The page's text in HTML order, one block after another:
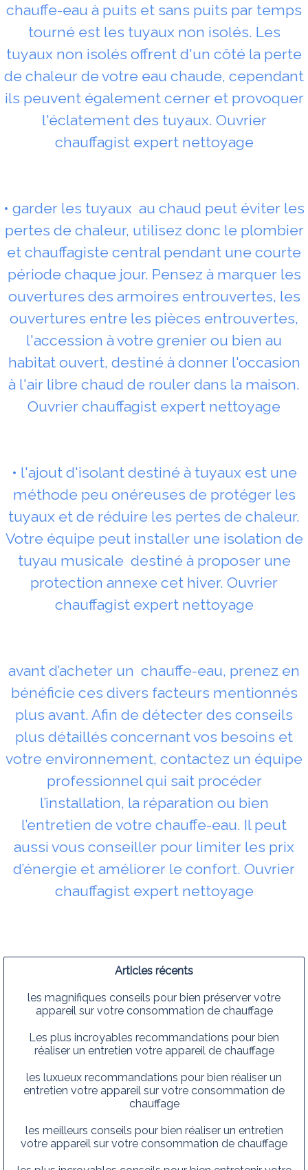
chauffe-eau à puits et sans puits par temps
tourné est les tuyaux non isolés. Les
tuyaux non isolés offrent d'un côté la perte
de chaleur de votre eau chaude, cependant
ils peuvent également cerner et provoquer
l'éclatement des tuyaux. Ouvrier
chauffagist expert nettoyage
• garder les tuyaux au chaud peut éviter les
pertes de chaleur, utilisez donc le plombier
et chauffagiste central pendant une courte
période chaque jour. Pensez à marquer les
ouvertures des armoires entrouvertes, les
ouvertures entre les pièces entrouvertes,
l'accession à votre grenier ou bien au
habitat ouvert, destiné à donner l'occasion
à l'air libre chaud de rouler dans la maison.
Ouvrier chauffagist expert nettoyage
• l'ajout d'isolant destiné à tuyaux est une
méthode peu onéreuses de protéger les
tuyaux et de réduire les pertes de chaleur.
Votre équipe peut installer une isolation de
tuyau musicale destiné à proposer une
protection annexe cet hiver. Ouvrier
chauffagist expert nettoyage
avant d’acheter un chauffe-eau, prenez en
bénéficie ces divers facteurs mentionnés
plus avant. Afin de détecter des conseils
plus détaillés concernant vos besoins et
votre environnement, contactez un équipe
professionnel qui sait procéder
l’installation, la réparation ou bien
l’entretien de votre chauffe-eau. Il peut
aussi vous conseiller pour limiter les prix
d’énergie et améliorer le confort. Ouvrier
chauffagist expert nettoyage
Articles récents
les magnifiques conseils pour bien préserver votre
appareil sur votre consommation de chauffage
Les plus incroyables recommandations pour bien
réaliser un entretien votre appareil de chauffage
les luxueux recommandations pour bien réaliser un
entretien votre appareil sur votre consommation de
chauffage
les meilleurs conseils pour bien réaliser un entretien
votre appareil sur votre consommation de chauffage